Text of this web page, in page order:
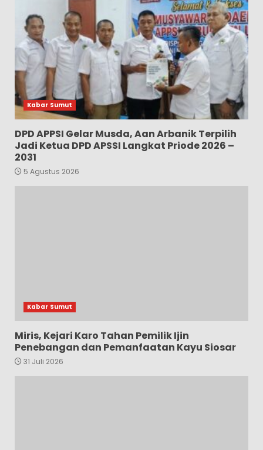
Kabar Sumut
DPD APPSI Gelar Musda, Aan Arbanik Terpilih
Jadi Ketua DPD APSSI Langkat Priode 2026 –
2031
5 Agustus 2026
Kabar Sumut
Miris, Kejari Karo Tahan Pemilik Ijin
Penebangan dan Pemanfaatan Kayu Siosar
31 Juli 2026